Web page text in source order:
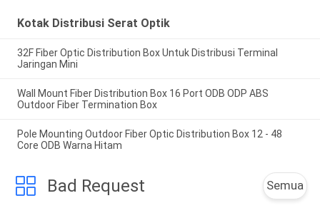
Kotak Distribusi Serat Optik
32F Fiber Optic Distribution Box Untuk Distribusi Terminal
Jaringan Mini
Wall Mount Fiber Distribution Box 16 Port ODB ODP ABS
Outdoor Fiber Termination Box
Pole Mounting Outdoor Fiber Optic Distribution Box 12 - 48
Core ODB Warna Hitam
Bad Request Semua